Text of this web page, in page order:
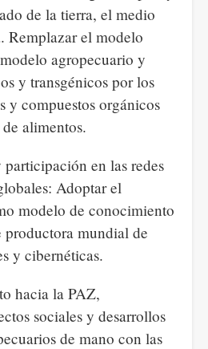
de la tierra, el medio
Remplazar el modelo
agropecuario y
y transgénicos por los
y compuestos orgánicos
alimentos.
en las redes
Adoptar el
modelo de conocimiento
mundial de
y cibernéticas.
hacia la PAZ,
sociales y desarrollos
de mano con las